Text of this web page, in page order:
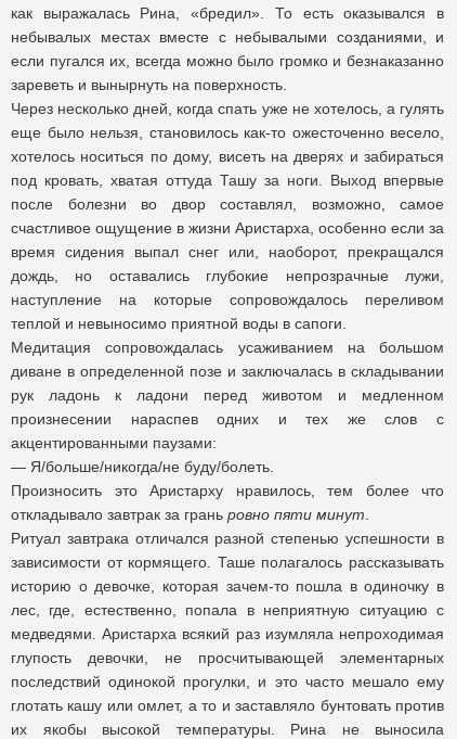
как выражалась Рина, «бредил». То есть оказывался в
небывалых местах вместе с небывалыми созданиями, и
если пугался их, всегда можно было громко и безнаказанно
зареветь и вынырнуть на поверхность.
Через несколько дней, когда спать уже не хотелось, а гулять
еще было нельзя, становилось как-то ожесточенно весело,
хотелось носиться по дому, висеть на дверях и забираться
под кровать, хватая оттуда Ташу за ноги. Выход впервые
после болезни во двор составлял, возможно, самое
счастливое ощущение в жизни Аристарха, особенно если за
время сидения выпал снег или, наоборот, прекращался
дождь, но оставались глубокие непрозрачные лужи,
наступление на которые сопровождалось переливом
теплой и невыносимо приятной воды в сапоги.
Медитация сопровождалась усаживанием на большом
диване в определенной позе и заключалась в складывании
рук ладонь к ладони перед животом и медленном
произнесении нараспев одних и тех же слов с
акцентированными паузами:
— Я/больше/никогда/не буду/болеть.
Произносить это Аристарху нравилось, тем более что
откладывало завтрак за грань ровно пяти минут
Ритуал завтрака отличался разной степенью успешности в
зависимости от кормящего. Таше полагалось рассказывать
историю о девочке, которая зачем-то пошла в одиночку в
лес, где, естественно, попала в неприятную ситуацию с
медведями. Аристарха всякий раз изумляла непроходимая
глупость девочки, не просчитывающей элементарных
последствий одинокой прогулки, и это часто мешало ему
глотать кашу или омлет, а то и заставляло бунтовать против
их якобы высокой температуры. Рина не выносила